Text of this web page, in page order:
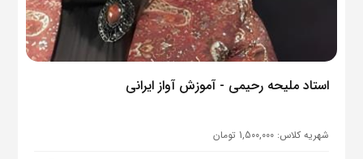
استاد ملیحه رحیمی - آموزش آواز ایرانی
شهریه کلاس: 1,500,000 تومان